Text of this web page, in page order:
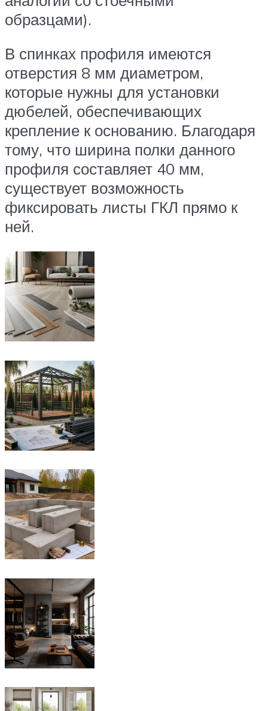
образцами).
В спинках профиля имеются
отверстия 8 мм диаметром,
которые нужны для установки
дюбелей, обеспечивающих
крепление к основанию. Благодаря
тому, что ширина полки данного
профиля составляет 40 мм,
существует возможность
фиксировать листы ГКЛ прямо к
ней.